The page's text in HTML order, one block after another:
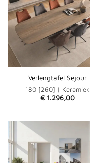
Verlengtafel Sejour
180 [260] | Keramiek
€ 1.296,00